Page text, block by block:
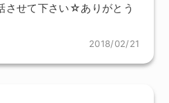
させて下さい☆ありがとう
2018/02/21